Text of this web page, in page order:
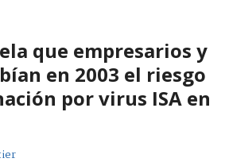
que empresarios y
en 2003 el riesgo
por virus ISA en